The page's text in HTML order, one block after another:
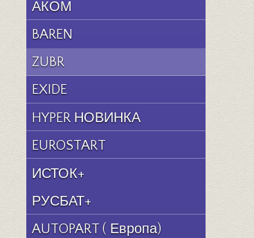
АКОМ
BAREN
ZUBR
EXIDE
HYPER НОВИНКА
EUROSTART
ИСТОК+
РУСБАТ+
AUTOPART ( Европа)